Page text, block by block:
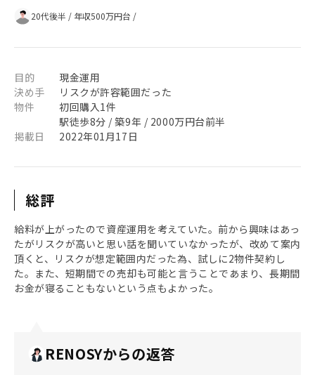
20代後半 / 年収500万円台 /
目的
現金運用
決め手
リスクが許容範囲だった
物件
初回購入1件
駅徒歩8分 / 築9年 / 2000万円台前半
掲載日
2022年01月17日
総評
給料が上がったので資産運用を考えていた。前から興味はあっ
たがリスクが高いと思い話を聞いていなかったが、改めて案内
頂くと、リスクが想定範囲内だった為、試しに2物件契約し
た。また、短期間での売却も可能と言うことであまり、長期間
お金が寝ることもないという点もよかった。
RENOSYからの返答